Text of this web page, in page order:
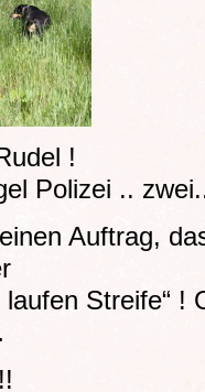
!
Polizei ..
Auftrag,
laufen Streife“ !